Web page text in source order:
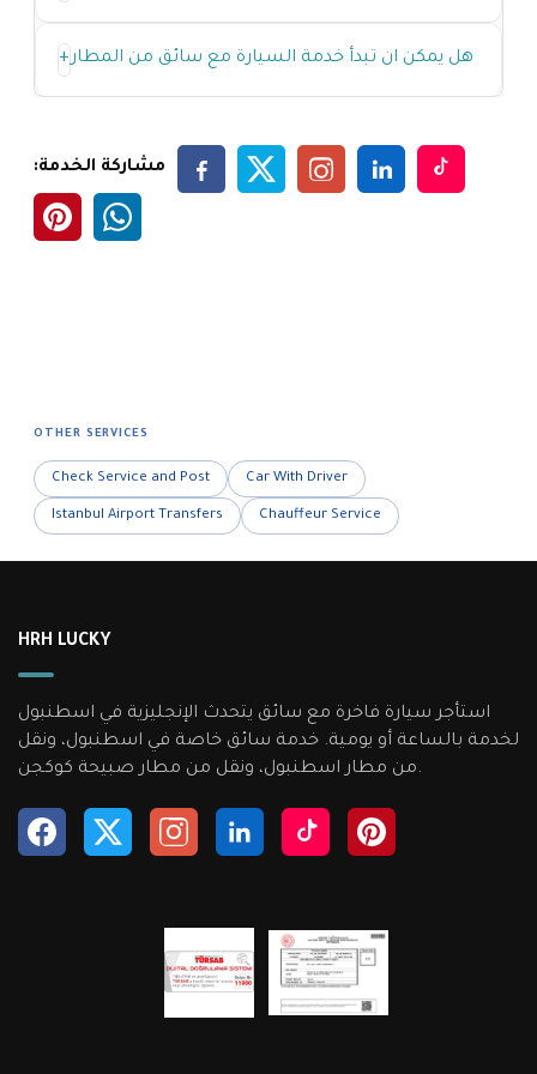
هل يمكن ان تبدأ خدمة السيارة مع سائق من المطار+
مشاركة الخدمة:
OTHER SERVICES
Check Service and Post Car With Driver
Istanbul Airport Transfers Chauffeur Service
HRH LUCKY
استأجر سيارة فاخرة مع سائق يتحدث الإنجليزية في اسطنبول
لخدمة بالساعة أو يومية. خدمة سائق خاصة في اسطنبول، ونقل
من مطار اسطنبول، ونقل من مطار صبيحة كوكجن.